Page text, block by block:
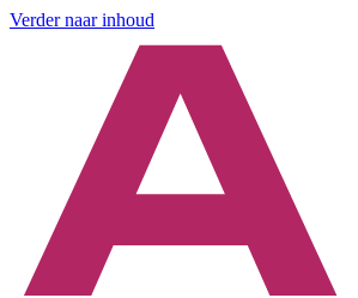
Verder naar inhoud